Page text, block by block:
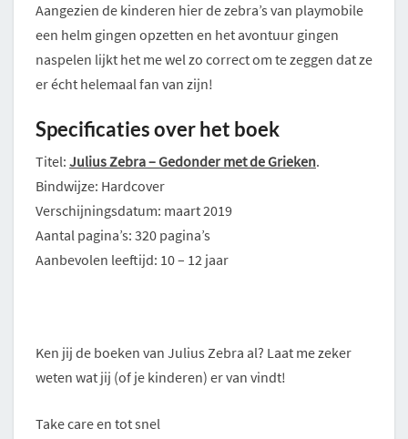
Aangezien de kinderen hier de zebra’s van playmobile
een helm gingen opzetten en het avontuur gingen
naspelen lijkt het me wel zo correct om te zeggen dat ze
er écht helemaal fan van zijn!
Specificaties over het boek
Titel: Julius Zebra – Gedonder met de Grieken.
Bindwijze: Hardcover
Verschijningsdatum: maart 2019
Aantal pagina’s: 320 pagina’s
Aanbevolen leeftijd: 10 – 12 jaar
Ken jij de boeken van Julius Zebra al? Laat me zeker
weten wat jij (of je kinderen) er van vindt!
Take care en tot snel